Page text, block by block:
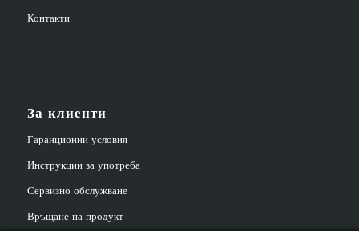
Контакти
За клиенти
Гаранционни условия
Инструкции за употреба
Сервизно обслужване
Връщане на продукт